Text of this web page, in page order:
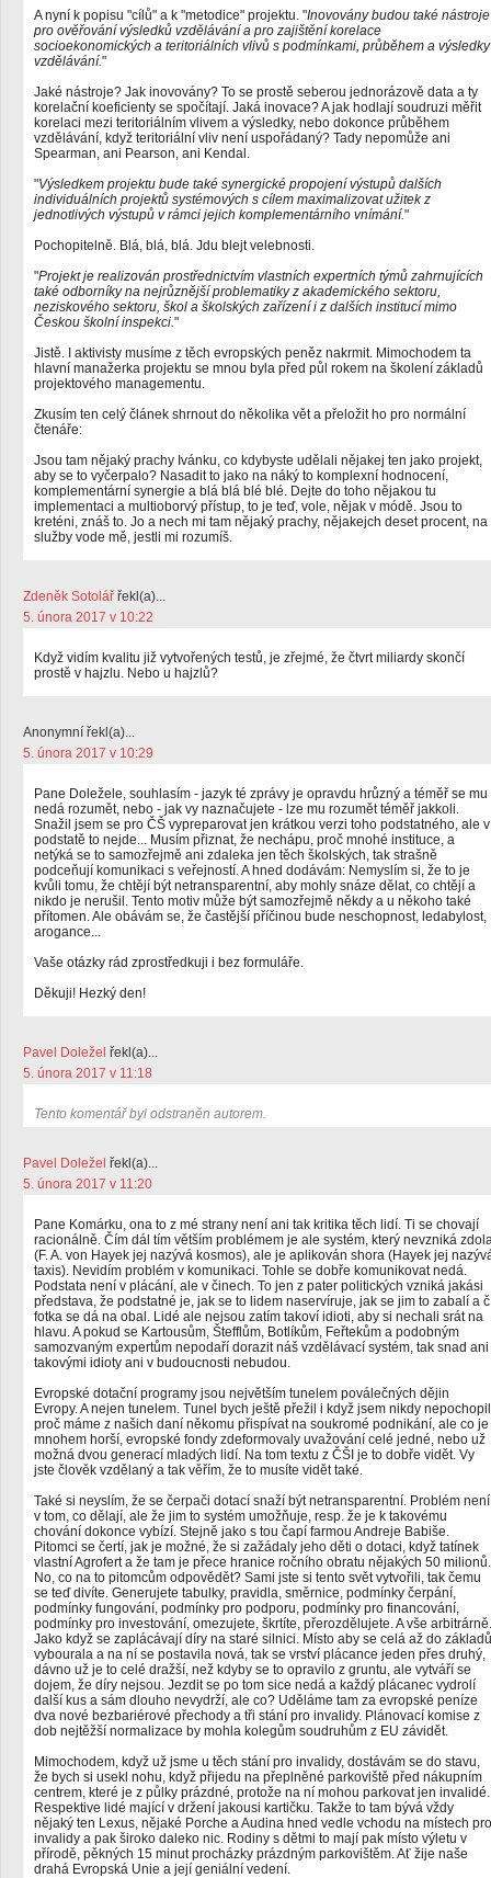
A nyní k popisu "cílů" a k "metodice" projektu. "Inovovány budou také nástroje
pro ověřování výsledků vzdělávání a pro zajištění korelace
socioekonomických a teritoriálních vlivů s podmínkami, průběhem a výsledky
vzdělávání."
Jaké nástroje? Jak inovovány? To se prostě seberou jednorázově data a ty
korelační koeficienty se spočítají. Jaká inovace? A jak hodlají soudruzi měřit
korelaci mezi teritoriálním vlivem a výsledky, nebo dokonce průběhem
vzdělávání, když teritoriální vliv není uspořádaný? Tady nepomůže ani
Spearman, ani Pearson, ani Kendal.
"Výsledkem projektu bude také synergické propojení výstupů dalších
individuálních projektů systémových s cílem maximalizovat užitek z
jednotlivých výstupů v rámci jejich komplementárního vnímání."
Pochopitelně. Blá, blá, blá. Jdu blejt velebnosti.
"Projekt je realizován prostřednictvím vlastních expertních týmů zahrnujících
také odborníky na nejrůznější problematiky z akademického sektoru,
neziskového sektoru, škol a školských zařízení i z dalších institucí mimo
Českou školní inspekci."
Jistě. I aktivisty musíme z těch evropských peněz nakrmit. Mimochodem ta
hlavní manažerka projektu se mnou byla před půl rokem na školení základů
projektového managementu.
Zkusím ten celý článek shrnout do několika vět a přeložit ho pro normální
čtenáře:
Jsou tam nějaký prachy Ivánku, co kdybyste udělali nějakej ten jako projekt,
aby se to vyčerpalo? Nasadit to jako na náký to komplexní hodnocení,
komplementární synergie a blá blá blé blé. Dejte do toho nějakou tu
implementaci a multioborvý přístup, to je teď, vole, nějak v módě. Jsou to
kreténi, znáš to. Jo a nech mi tam nějaký prachy, nějakejch deset procent, na
služby vode mě, jestli mi rozumíš.
Zdeněk Sotolář řekl(a)...
5. února 2017 v 10:22
Když vidím kvalitu již vytvořených testů, je zřejmé, že čtvrt miliardy skončí
prostě v hajzlu. Nebo u hajzlů?
Anonymní řekl(a)...
5. února 2017 v 10:29
Pane Doležele, souhlasím - jazyk té zprávy je opravdu hrůzný a téměř se mu
nedá rozumět, nebo - jak vy naznačujete - lze mu rozumět téměř jakkoli.
Snažil jsem se pro ČŠ vypreparovat jen krátkou verzi toho podstatného, ale v
podstatě to nejde... Musím přiznat, že nechápu, proč mnohé instituce, a
netýká se to samozřejmě ani zdaleka jen těch školských, tak strašně
podceňují komunikaci s veřejností. A hned dodávám: Nemyslím si, že to je
kvůli tomu, že chtějí být netransparentní, aby mohly snáze dělat, co chtějí a
nikdo je nerušil. Tento motiv může být samozřejmě někdy a u někoho také
přítomen. Ale obávám se, že častější příčinou bude neschopnost, ledabylost,
arogance...
Vaše otázky rád zprostředkuji i bez formuláře.
Děkuji! Hezký den!
Pavel Doležel řekl(a)...
5. února 2017 v 11:18
Tento komentář byl odstraněn autorem.
Pavel Doležel řekl(a)...
5. února 2017 v 11:20
Pane Komárku, ona to z mé strany není ani tak kritika těch lidí. Ti se chovají
racionálně. Čím dál tím větším problémem je ale systém, který nevzniká
(F. A. von Hayek jej nazývá kosmos), ale je aplikován shora (Hayek jej
taxis). Nevidím problém v komunikaci. Tohle se dobře komunikovat nedá.
Podstata není v plácání, ale v činech. To jen z pater politických vzniká jakási
představa, že podstatné je, jak se to lidem naservíruje, jak se jim to zabalí a
fotka se dá na obal. Lidé ale nejsou zatím takoví idioti, aby si nechali srát na
hlavu. A pokud se Kartousům, Štefflům, Botlíkům, Feřtekům a podobným
samozvaným expertům nepodaří dorazit náš vzdělávací systém, tak snad ani
takovými idioty ani v budoucnosti nebudou.
Evropské dotační programy jsou největším tunelem poválečných dějin
Evropy. A nejen tunelem. Tunel bych ještě přežil i když jsem nikdy
proč máme z našich daní někomu přispívat na soukromé podnikání, ale co je
mnohem horší, evropské fondy zdeformovaly uvažování celé jedné, nebo už
možná dvou generací mladých lidí. Na tom textu z ČŠI je to dobře vidět. Vy
jste člověk vzdělaný a tak věřím, že to musíte vidět také.
Také si neyslím, že se čerpači dotací snaží být netransparentní. Problém není
v tom, co dělají, ale že jim to systém umožňuje, resp. že je k takovému
chování dokonce vybízí. Stejně jako s tou čapí farmou Andreje Babiše.
Pitomci se čertí, jak je možné, že si zažádaly jeho děti o dotaci, když tatínek
vlastní Agrofert a že tam je přece hranice ročního obratu nějakých 50 milionů.
No, co na to pitomcům odpovědět? Sami jste si tento svět vytvořili, tak čemu
se teď divíte. Generujete tabulky, pravidla, směrnice, podmínky čerpání,
podmínky fungování, podmínky pro podporu, podmínky pro financování,
podmínky pro investování, omezujete, škrtíte, přerozdělujete. A vše arbitrárně.
Jako když se zaplácávají díry na staré silnici. Místo aby se celá až do základů
vybourala a na ní se postavila nová, tak se vrství plácance jeden přes druhý,
dávno už je to celé dražší, než kdyby se to opravilo z gruntu, ale vytváří se
dojem, že díry nejsou. Jezdit se po tom sice nedá a každý plácanec vydrolí
další kus a sám dlouho nevydrží, ale co? Uděláme tam za evropské peníze
dva nové bezbariérové přechody a tři stání pro invalidy. Plánovací komise z
dob nejtěžší normalizace by mohla kolegům soudruhům z EU závidět.
Mimochodem, když už jsme u těch stání pro invalidy, dostávám se do stavu,
že bych si usekl nohu, když přijedu na přeplněné parkoviště před nákupním
centrem, které je z půlky prázdné, protože na ní mohou parkovat jen invalidé.
Respektive lidé mající v držení jakousi kartičku. Takže to tam bývá vždy
nějaký ten Lexus, nějaké Porche a Audina hned vedle vchodu na místech pro
invalidy a pak široko daleko nic. Rodiny s dětmi to mají pak místo výletu v
přírodě, pěkných 15 minut procházky prázdným parkovištěm. Ať žije naše
drahá Evropská Unie a její geniální vedení.